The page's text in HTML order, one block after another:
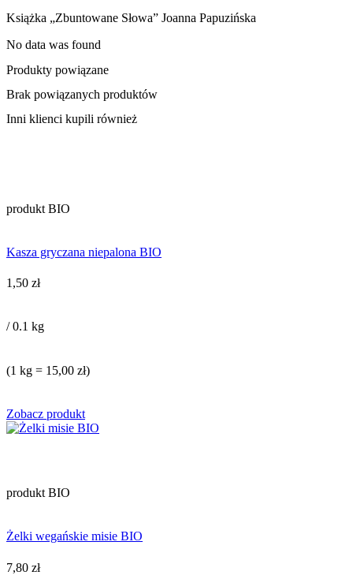
Książka „Zbuntowane Słowa” Joanna Papuzińska
No data was found
Produkty powiązane
Brak powiązanych produktów
Inni klienci kupili również
produkt BIO
Kasza gryczana niepalona BIO
1,50 zł
/ 0.1 kg
(1 kg = 15,00 zł)
Zobacz produkt
produkt BIO
Żelki wegańskie misie BIO
7,80 zł